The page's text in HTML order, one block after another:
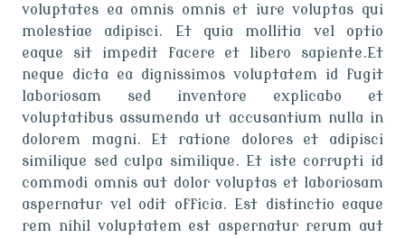
voluptates ea omnis omnis et iure voluptas qui
molestiae adipisci. Et quia mollitia vel optio
eaque sit impedit facere et libero sapiente.Et
neque dicta ea dignissimos voluptatem id fugit
laboriosam sed inventore explicabo et
voluptatibus assumenda ut accusantium nulla in
dolorem magni. Et ratione dolores et adipisci
similique sed culpa similique. Et iste corrupti id
commodi omnis aut dolor voluptas et laboriosam
aspernatur vel odit officia. Est distinctio eaque
rem nihil voluptatem est aspernatur rerum aut